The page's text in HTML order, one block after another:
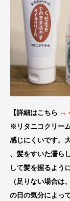
【詳細はこちら →
※リタニコクリー
感じにくいです。
、髪をすいた濡ら
して髪を握るよう
（足りない場合は
の日の気分によっ